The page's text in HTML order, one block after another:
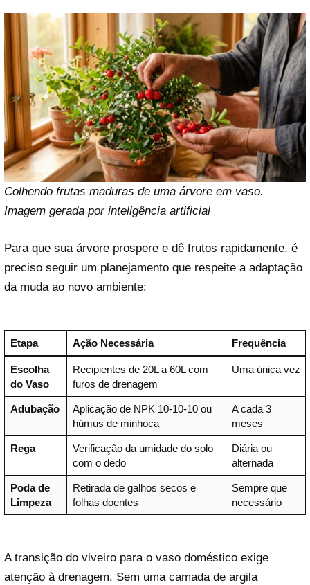
Colhendo frutas maduras de uma árvore em vaso.
Imagem gerada por inteligência artificial
Para que sua árvore prospere e dê frutos rapidamente, é
preciso seguir um planejamento que respeite a adaptação
da muda ao novo ambiente:
Etapa Ação Necessária Frequência
Escolha
do Vaso
Recipientes de 20L a 60L com
furos de drenagem
Uma única vez
Adubação
Aplicação de NPK 10-10-10 ou
húmus de minhoca
A cada 3
meses
Rega
Verificação da umidade do solo
com o dedo
Diária ou
alternada
Poda de
Limpeza
Retirada de galhos secos e
folhas doentes
Sempre que
necessário
A transição do viveiro para o vaso doméstico exige
atenção à drenagem. Sem uma camada de argila